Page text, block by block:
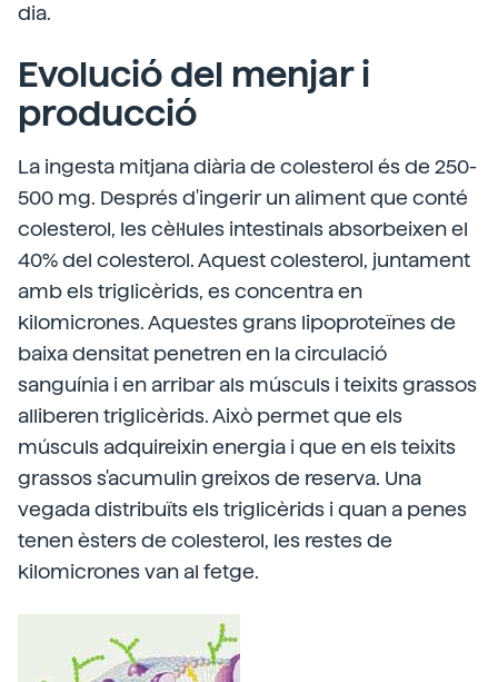
dia.
Evolució del menjar i
producció
La ingesta mitjana diària de colesterol és de 250-
500 mg. Després d'ingerir un aliment que conté
colesterol, les cèl·lules intestinals absorbeixen el
40% del colesterol. Aquest colesterol, juntament
amb els triglicèrids, es concentra en
kilomicrones. Aquestes grans lipoproteïnes de
baixa densitat penetren en la circulació
sanguínia i en arribar als músculs i teixits grassos
alliberen triglicèrids. Això permet que els
músculs adquireixin energia i que en els teixits
grassos s'acumulin greixos de reserva. Una
vegada distribuïts els triglicèrids i quan a penes
tenen èsters de colesterol, les restes de
kilomicrones van al fetge.